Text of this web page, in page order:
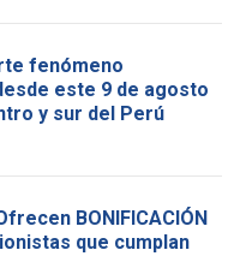
fenómeno
este 9 de agosto
y sur del Perú
BONIFICACIÓN
que cumplan